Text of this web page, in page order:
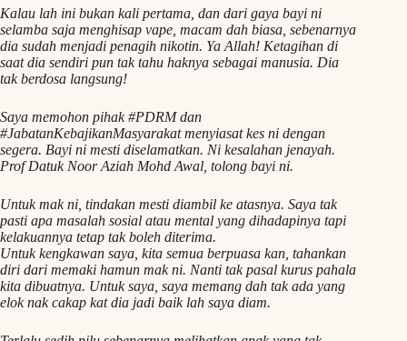
Kalau lah ini bukan kali pertama, dan dari gaya bayi ni
selamba saja menghisap vape, macam dah biasa, sebenarnya
dia sudah menjadi penagih nikotin. Ya Allah! Ketagihan di
saat dia sendiri pun tak tahu haknya sebagai manusia. Dia
tak berdosa langsung!
Saya memohon pihak #PDRM dan
#JabatanKebajikanMasyarakat menyiasat kes ni dengan
segera. Bayi ni mesti diselamatkan. Ni kesalahan jenayah.
Prof Datuk Noor Aziah Mohd Awal, tolong bayi ni.
Untuk mak ni, tindakan mesti diambil ke atasnya. Saya tak
pasti apa masalah sosial atau mental yang dihadapinya tapi
kelakuannya tetap tak boleh diterima.
Untuk kengkawan saya, kita semua berpuasa kan, tahankan
diri dari memaki hamun mak ni. Nanti tak pasal kurus pahala
kita dibuatnya. Untuk saya, saya memang dah tak ada yang
elok nak cakap kat dia jadi baik lah saya diam.